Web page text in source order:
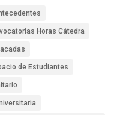
Horas Cátedra
de Estudiantes